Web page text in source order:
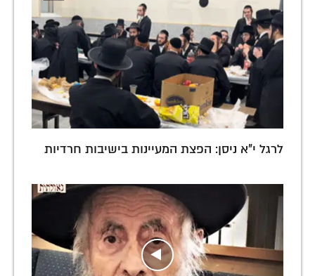
לרגל י"א ניסן: הפצת המעיינות בישיבות חרדיות